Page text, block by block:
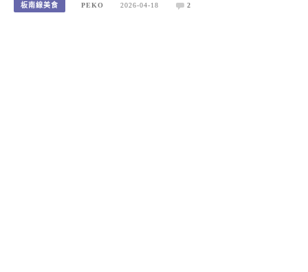
板南線美食 PEKO 2026-04-18 2